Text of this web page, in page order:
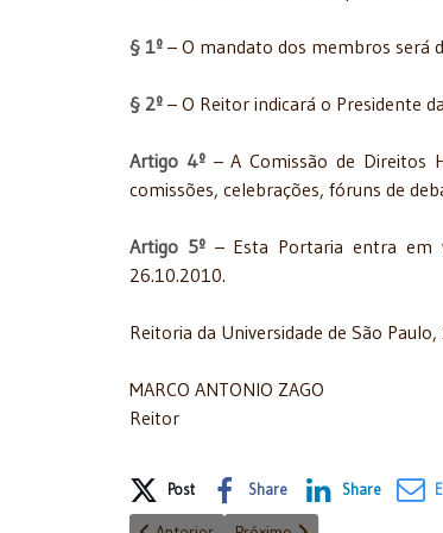
§ 1º – O mandato dos membros será
§ 2º – O Reitor indicará o Presidente
Artigo 4º– A Comissão de Direitos
comissões, celebrações, fóruns de
Artigo 5º– Esta Portaria entra em
26.10.2010.
Reitoria da Universidade de São
MARCO ANTONIO ZAGO
Reitor
Share on Social
Post Share Share